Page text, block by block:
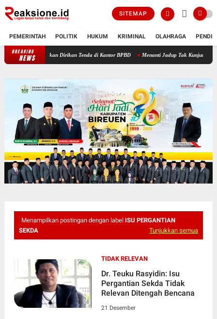
SITEMAP
PEMERINTAH POLITIK HUKUM KRIMINAL OLAHRAGA
BREAKING
NEWS
Ceurape Akan Dirikan Tenda di Kantor BPBD Menanti Jadup Tak Kunjung Cair,
Menampilkan postingan dengan label ISU PERGANTIAN
SEKDA
Tunjukkan semua
TIDAK RELEVAN
Dr. Teuku Rasyidin: Isu
Pergantian Sekda Tidak
Relevan Ditengah Bencana
21 Desember